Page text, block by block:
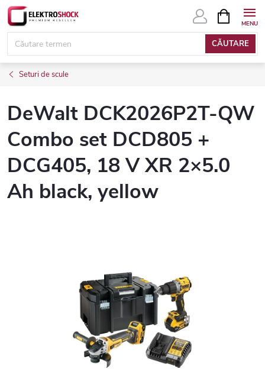
Treci
conținut
CĂUTARE
COŞ
DE
Seturi de scule
DeWalt DCK2026P2T-QW
Combo set DCD805 +
DCG405, 18 V XR 2×5.0
Ah black, yellow